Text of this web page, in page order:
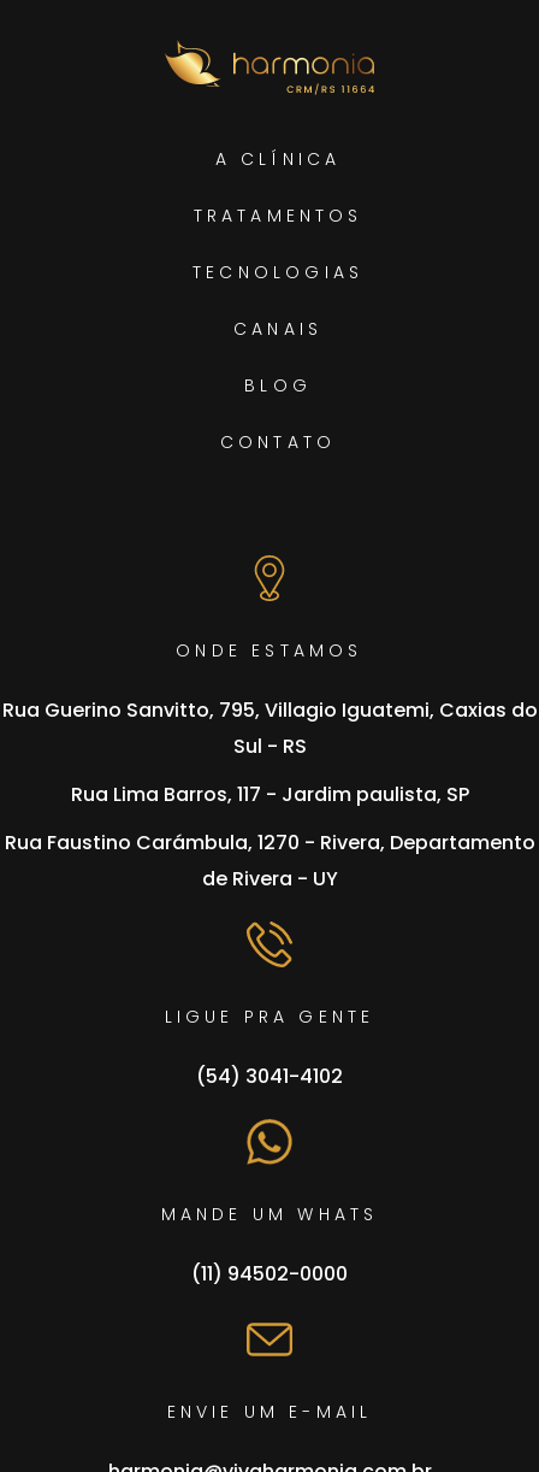
A CLÍNICA
TRATAMENTOS
TECNOLOGIAS
CANAIS
BLOG
CONTATO
ONDE ESTAMOS
Rua Guerino Sanvitto, 795, Villagio Iguatemi, Caxias do
Sul - RS
⁠⁠Rua Lima Barros, 117 - Jardim paulista, SP
⁠⁠Rua Faustino Carámbula, 1270 - Rivera, Departamento
de Rivera - UY
LIGUE PRA GENTE
(54) 3041-4102
MANDE UM WHATS
(11) 94502-0000
ENVIE UM E-MAIL